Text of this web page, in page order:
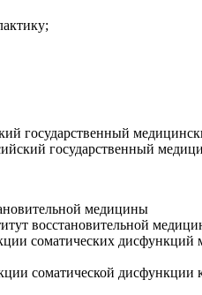
государственный
государственный
медицины
восстановительной
соматических
соматической